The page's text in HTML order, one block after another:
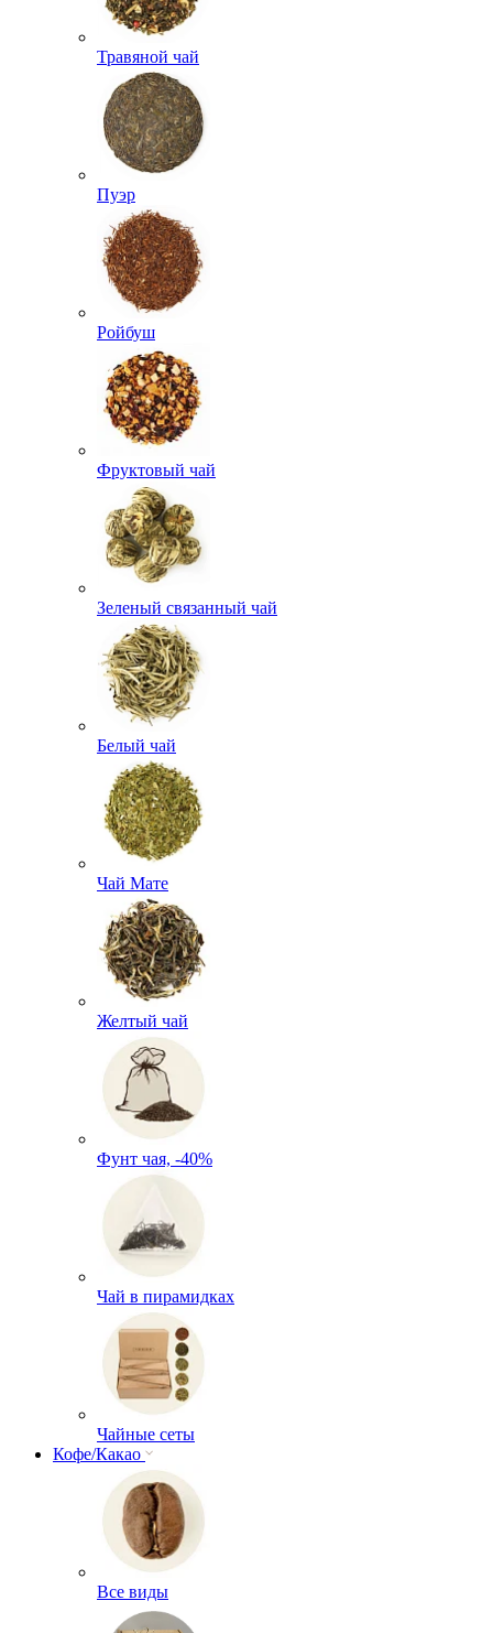
Травяной чай
Пуэр
Ройбуш
Фруктовый чай
Зеленый связанный чай
Белый чай
Чай Мате
Желтый чай
Фунт чая, -40%
Чай в пирамидках
Чайные сеты
Кофе/Какао
Все виды